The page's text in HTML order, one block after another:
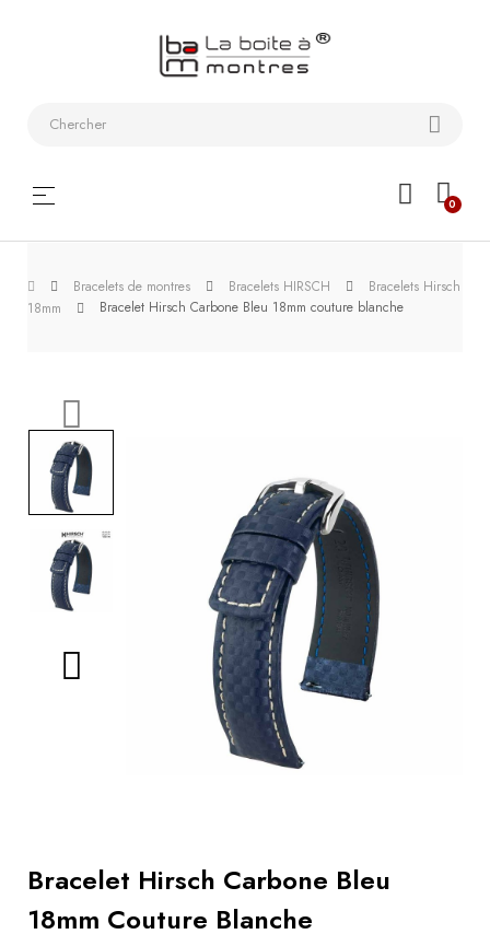
0
Basculer
la
navigation
☰
Bracelets de montres Bracelets HIRSCH
Bracelets Hirsch
18mm
Bracelet Hirsch Carbone Bleu 18mm couture blanche
Bracelet Hirsch Carbone Bleu
18mm Couture Blanche
montres
Coffrets
montres
de
voyage
Livres
Conseils
bracelets
remontoir